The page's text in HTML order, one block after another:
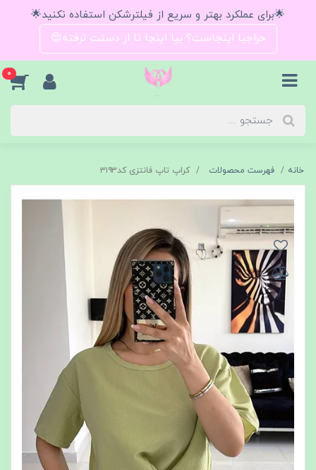
🌟برای عملکرد بهتر و سریع از فیلترشکن استفاده نکنید🌟
حراجیا اینجاست؟ بیا اینجا تا از دستت نرفته😍
0
خانه فهرست محصولات کراپ تاپ فانتزی کد۳۱۹۳